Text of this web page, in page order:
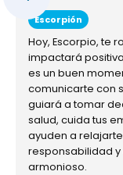
Escorpión
Hoy, Escorpio, te
impactará
es un buen
comunicarte con
guiará a tomar
salud, cuida tus
ayuden a
responsabilidad
armonioso.